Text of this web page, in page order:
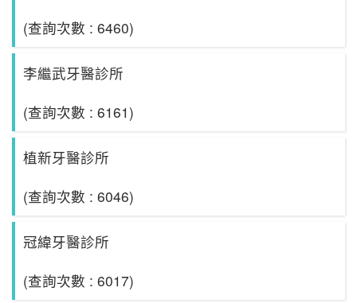
(查詢次數 : 6460)
李繼武牙醫診所
(查詢次數 : 6161)
植新牙醫診所
(查詢次數 : 6046)
冠緯牙醫診所
(查詢次數 : 6017)